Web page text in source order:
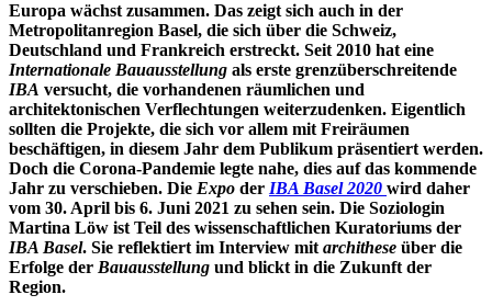
Europa wächst zusammen. Das zeigt sich auch in der
Metropolitanregion Basel, die sich über die Schweiz,
Deutschland und Frankreich erstreckt. Seit 2010 hat eine
Internationale Bauausstellung als erste grenzüberschreitende
IBA versucht, die vorhandenen räumlichen und
architektonischen Verflechtungen weiterzudenken. Eigentlich
sollten die Projekte, die sich vor allem mit Freiräumen
beschäftigen, in diesem Jahr dem Publikum präsentiert werden.
Doch die Corona-Pandemie legte nahe, dies auf das kommende
Jahr zu verschieben. Die Expo der IBA Basel 2020 wird daher
vom 30. April bis 6. Juni 2021 zu sehen sein. Die Soziologin
Martina Löw ist Teil des wissenschaftlichen Kuratoriums der
IBA Basel. Sie reflektiert im Interview mit archithese über die
Erfolge der Bauausstellung und blickt in die Zukunft der
Region.